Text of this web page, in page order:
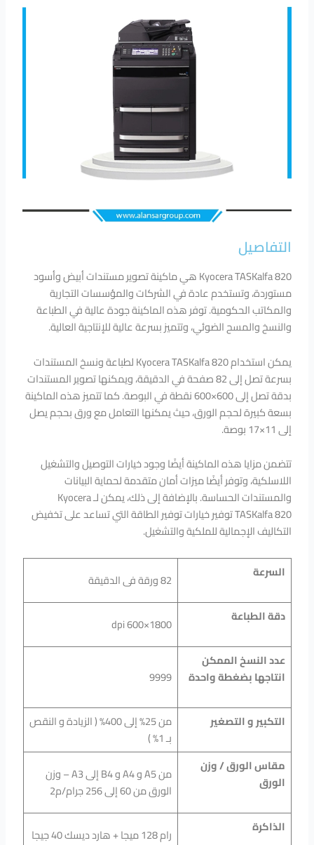
التفاصيل
Kyocera TASKalfa 820 هي ماكينة تصوير مستندات أبيض وأسود
مستوردة، وتستخدم عادة في الشركات والمؤسسات التجارية
والمكاتب الحكومية. توفر هذه الماكينة جودة عالية في الطباعة
والنسخ والمسح الضوئي، وتتميز بسرعة عالية للإنتاجية العالية.
يمكن استخدام Kyocera TASKalfa 820 لطباعة ونسخ المستندات
بسرعة تصل إلى 82 صفحة في الدقيقة، ويمكنها تصوير المستندات
بدقة تصل إلى 600×600 نقطة في البوصة. كما تتميز هذه الماكينة
بسعة كبيرة لحجم الورق، حيث يمكنها التعامل مع ورق بحجم يصل
إلى 11×17 بوصة.
تتضمن مزايا هذه الماكينة أيضًا وجود خيارات التوصيل والتشغيل
اللاسلكية، وتوفر أيضًا ميزات أمان متقدمة لحماية البيانات
والمستندات الحساسة. بالإضافة إلى ذلك، يمكن لـ Kyocera
TASKalfa 820 توفير خيارات توفير الطاقة التي تساعد على تخفيض
التكاليف الإجمالية للملكية والتشغيل.
السرعة
82 ورقة فى الدقيقة
دقة الطباعة
dpi 600×1800
عدد النسخ الممكن
انتاجها بضغطة واحدة
9999
التكبير و التصغير
من 25% إلى 400% ( الزيادة و النقص
بـ 1% )
مقاس الورق / وزن
الورق
من A5 و A4 و B4 إلى A3 – وزن
الورق من 60 إلى 256 جرام/م2
الذاكرة
رام 128 ميجا + هارد ديسك 40 جيجا